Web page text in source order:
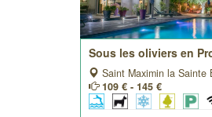
Sous les oliviers en
Saint Maximin la Sainte
109 € - 145 €